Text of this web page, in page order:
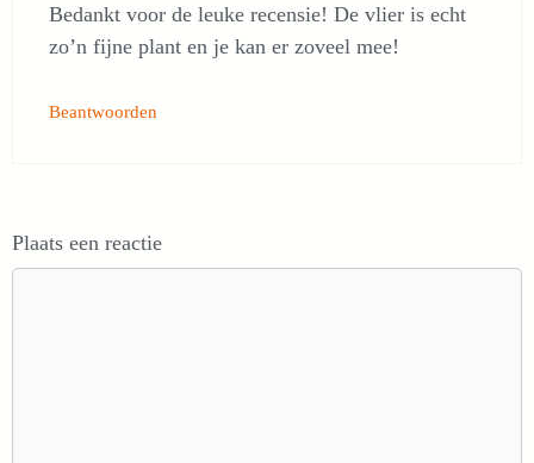
Bedankt voor de leuke recensie! De vlier is echt
zo’n fijne plant en je kan er zoveel mee!
Beantwoorden
Plaats een reactie